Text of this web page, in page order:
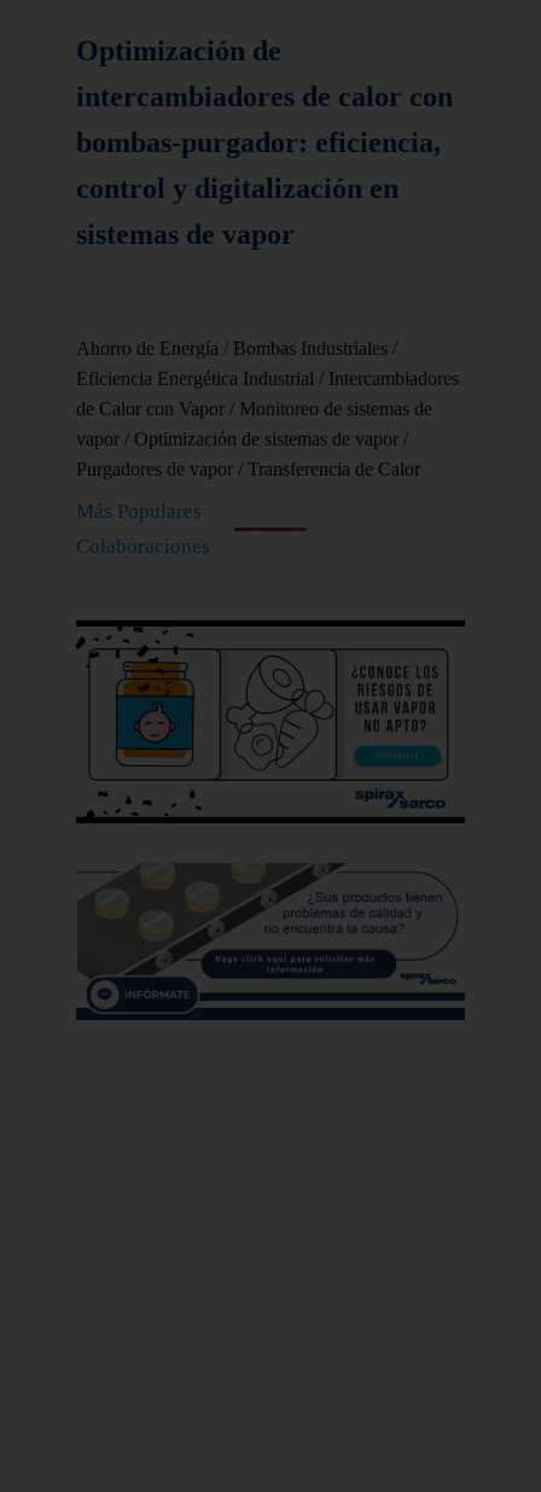
Optimización de
intercambiadores de calor con
bombas-purgador: eficiencia,
control y digitalización en
sistemas de vapor
Ahorro de Energía / Bombas Industriales /
Eficiencia Energética Industrial / Intercambiadores
de Calor con Vapor / Monitoreo de sistemas de
vapor / Optimización de sistemas de vapor /
Purgadores de vapor / Transferencia de Calor
Más Populares
Colaboraciones